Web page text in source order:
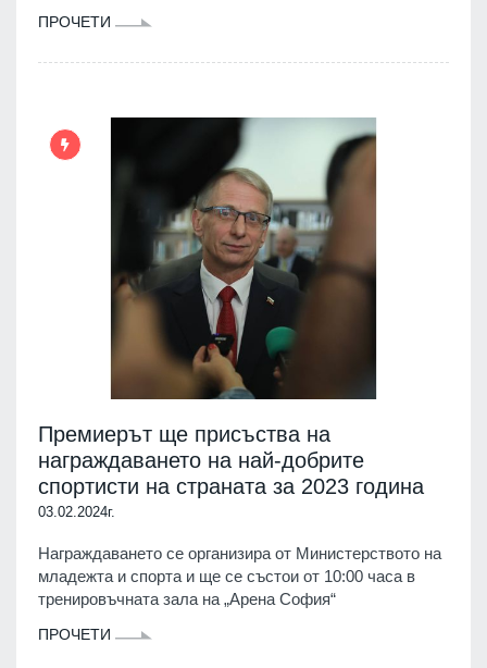
ПРОЧЕТИ
Премиерът ще присъства на
награждаването на най-добрите
спортисти на страната за 2023 година
03.02.2024г.
Награждаването се организира от Министерството на
младежта и спорта и ще се състои от 10:00 часа в
тренировъчната зала на „Арена София“
ПРОЧЕТИ